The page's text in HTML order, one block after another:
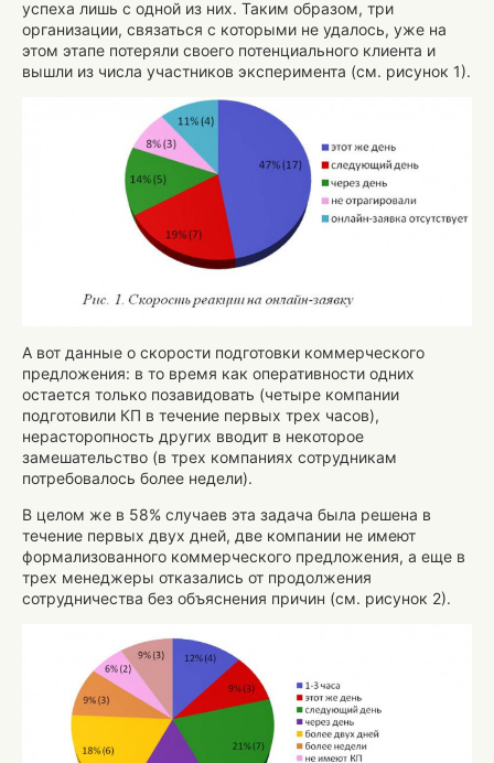
успеха лишь с одной из них. Таким образом, три
организации, связаться с которыми не удалось, уже на
этом этапе потеряли своего потенциального клиента и
вышли из числа участников эксперимента (см. рисунок 1).
А вот данные о скорости подготовки коммерческого
предложения: в то время как оперативности одних
остается только позавидовать (четыре компании
подготовили КП в течение первых трех часов),
нерасторопность других вводит в некоторое
замешательство (в трех компаниях сотрудникам
потребовалось более недели).
В целом же в 58% случаев эта задача была решена в
течение первых двух дней, две компании не имеют
формализованного коммерческого предложения, а еще в
трех менеджеры отказались от продолжения
сотрудничества без объяснения причин (см. рисунок 2).